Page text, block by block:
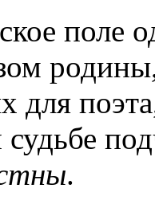
поле
для
судьбе
.